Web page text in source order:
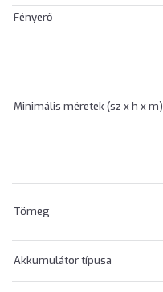
Fényerő
Minimális méretek (sz x h x m)
Tömeg
Akkumulátor típusa